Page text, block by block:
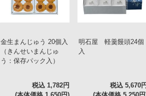
金生まんじゅう 20個入
（きんせいまんじゅ
う：保存パック入）
税込 1,782円
明石屋 軽羹饅頭24個
入
税込 5,670円